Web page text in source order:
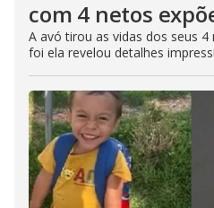
com 4 netos
A avó tirou as vidas dos seus
foi ela revelou detalhes